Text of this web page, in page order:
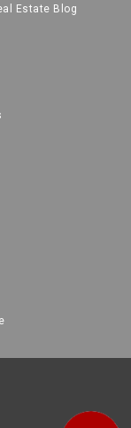
Estate Blog